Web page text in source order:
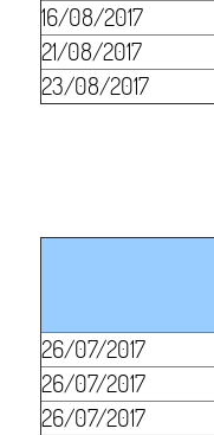
16/08/2017
21/08/2017
23/08/2017
26/07/2017
26/07/2017
26/07/2017